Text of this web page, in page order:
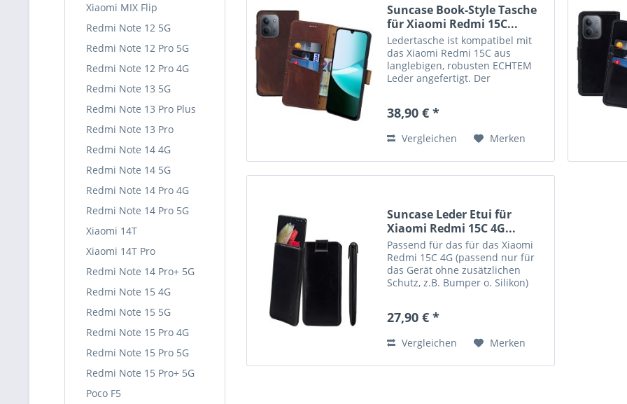
Xiaomi MIX Flip
Redmi Note 12 5G
Redmi Note 12 Pro 5G
Redmi Note 12 Pro 4G
Redmi Note 13 5G
Redmi Note 13 Pro Plus
Redmi Note 13 Pro
Redmi Note 14 4G
Redmi Note 14 5G
Redmi Note 14 Pro 4G
Redmi Note 14 Pro 5G
Xiaomi 14T
Xiaomi 14T Pro
Redmi Note 14 Pro+ 5G
Redmi Note 15 4G
Redmi Note 15 5G
Redmi Note 15 Pro 4G
Redmi Note 15 Pro 5G
Redmi Note 15 Pro+ 5G
Poco F5
Suncase Book-Style Tasche
für Xiaomi Redmi 15C...
Ledertasche ist kompatibel mit
das Xiaomi Redmi 15C aus
langlebigen, robusten ECHTEM
Leder angefertigt. Der
Durch die Verwendung einer
38,90 € *
Vergleichen Merken
Suncase Leder Etui für
Xiaomi Redmi 15C 4G...
Passend für das für das Xiaomi
Redmi 15C 4G (passend nur für
das Gerät ohne zusätzlichen
Schutz, z.B. Bumper o. Silikon)
verleihen der Tasche eine lange
27,90 € *
Vergleichen Merken